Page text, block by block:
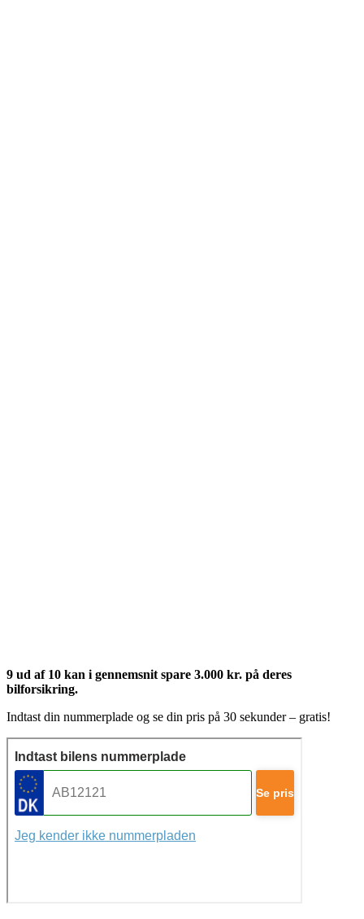
9 ud af 10 kan i gennemsnit spare 3.000 kr. på deres
bilforsikring.
Indtast din nummerplade og se din pris på 30 sekunder – gratis!